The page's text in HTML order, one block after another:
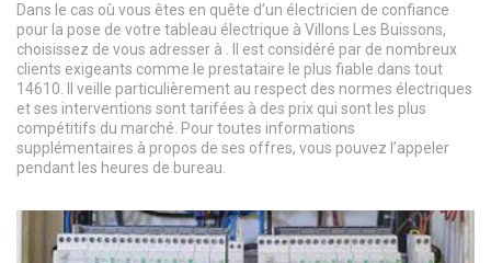
Dans le cas où vous êtes en quête d’un électricien de confiance
pour la pose de votre tableau électrique à Villons Les Buissons,
choisissez de vous adresser à . Il est considéré par de nombreux
clients exigeants comme le prestataire le plus fiable dans tout
14610. Il veille particulièrement au respect des normes électriques
et ses interventions sont tarifées à des prix qui sont les plus
compétitifs du marché. Pour toutes informations
supplémentaires à propos de ses offres, vous pouvez l’appeler
pendant les heures de bureau.